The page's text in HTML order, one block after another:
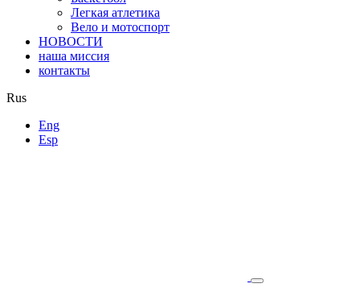
Легкая атлетика
Вело и мотоспорт
НОВОСТИ
наша миссия
контакты
Rus
Eng
Esp